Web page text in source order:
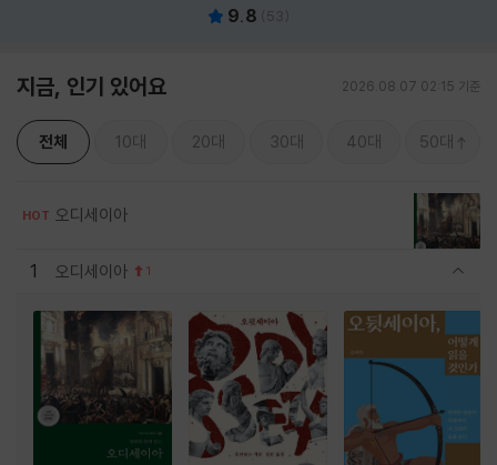
9.8 (53)
지금, 인기 있어요 2026.08.07 02:15 기준
전체 10대 20대 30대 40대 50대
HOT 오디세이아
1 오디세이아 1